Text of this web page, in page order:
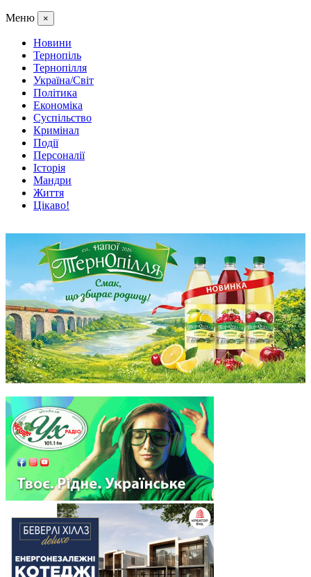
Меню ×
Новини
Тернопіль
Тернопілля
Україна/Світ
Політика
Економіка
Суспільство
Кримінал
Події
Персоналії
Історія
Мандри
Життя
Цікаво!